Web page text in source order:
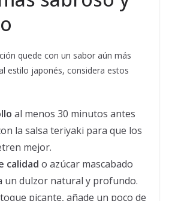
quede con un sabor aún más
estilo japonés, considera estos
al menos 30 minutos antes
la salsa teriyaki para que los
mejor.
calidad o azúcar mascabado
un dulzor natural y profundo.
picante, añade un poco de